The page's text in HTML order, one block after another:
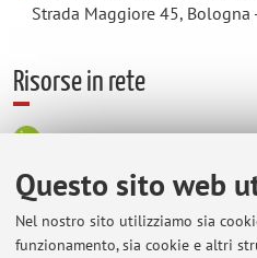
Questo sito web
Nel nostro sito utilizziamo sia
funzionamento, sia cookie e altri
Strada Maggiore 45,
Risorse in rete
ORCID
Orario di ricevimento